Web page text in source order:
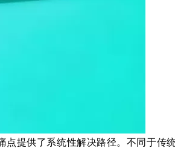
提供了系统性解决路径。不同于传统